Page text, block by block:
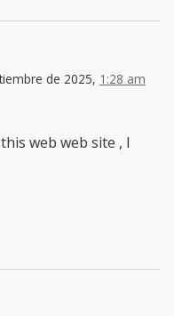
de 2025, 1:28 am
web web site , I